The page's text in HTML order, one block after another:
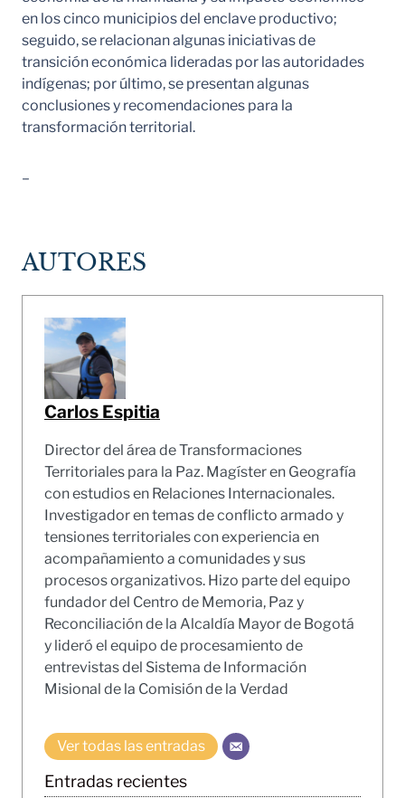
en los cinco municipios del enclave productivo;
seguido, se relacionan algunas iniciativas de
transición económica lideradas por las autoridades
indígenas; por último, se presentan algunas
conclusiones y recomendaciones para la
transformación territorial.
–
AUTORES
Carlos Espitia
Director del área de Transformaciones
Territoriales para la Paz. Magíster en Geografía
con estudios en Relaciones Internacionales.
Investigador en temas de conflicto armado y
tensiones territoriales con experiencia en
acompañamiento a comunidades y sus
procesos organizativos. Hizo parte del equipo
fundador del Centro de Memoria, Paz y
Reconciliación de la Alcaldía Mayor de Bogotá
y lideró el equipo de procesamiento de
entrevistas del Sistema de Información
Misional de la Comisión de la Verdad
Ver todas las entradas
Entradas recientes